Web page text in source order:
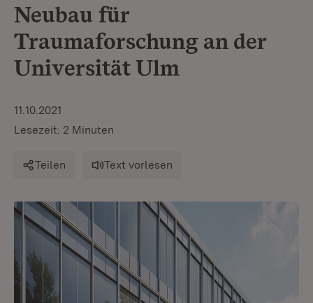
Neubau für
Traumaforschung an der
Universität Ulm
11.10.2021
Lesezeit: 2 Minuten
Teilen Text vorlesen